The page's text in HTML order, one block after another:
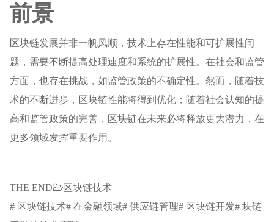
前景
区块链发展并非一帆风顺，技术上存在性能和可扩展性问
题，需要不断提高处理速度和系统的扩展性。在社会和监管
方面，也存在挑战，如监管政策的不确定性。然而，随着技
术的不断进步，区块链性能将得到优化；随着社会认知的提
高和监管政策的完善，区块链在未来必将释放更大潜力，在
更多领域发挥重要作用。
THE END
区块链技术
# 区块链技术# 在金融领域# 供应链管理# 区块链开发# 块链